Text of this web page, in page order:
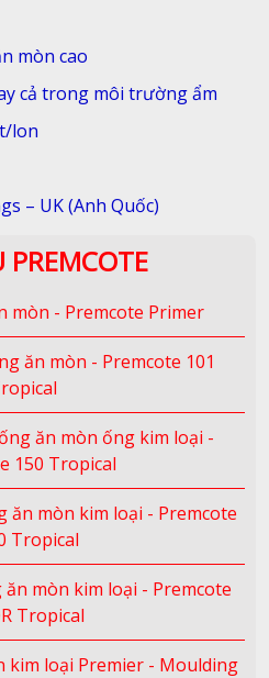
mòn cao
cả trong môi trường ẩm
lon
– UK (Anh Quốc)
PREMCOTE
mòn - Premcote Primer
ăn mòn - Premcote 101
ăn mòn ống kim loại -
150 Tropical
ăn mòn kim loại - Premcote
Tropical
mòn kim loại - Premcote
Tropical
kim loại Premier - Moulding